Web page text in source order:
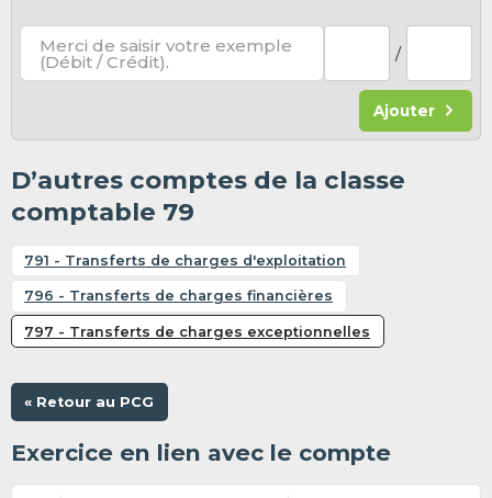
Merci de saisir votre exemple
(Débit / Crédit). /
Ajouter
D’autres comptes de la classe
comptable 79
791 - Transferts de charges d'exploitation
796 - Transferts de charges financières
797 - Transferts de charges exceptionnelles
« Retour au PCG
Exercice en lien avec le compte